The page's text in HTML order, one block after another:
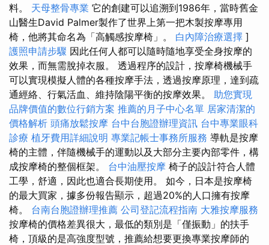
料。 天母整骨專業 它的創建可以追溯到1986年，當時舊金
山醫生David Palmer製作了世界上第一把木製按摩專用
椅，他將其命名為「高觸感按摩椅」。 白內障治療選擇 ]
護照申請步驟 因此任何人都可以隨時隨地享受全身按摩的
效果，而無需脫掉衣服。 透過程序的設計，按摩椅機械手
可以實現模擬人體的各種按摩手法，透過按摩原理，達到疏
通經絡、行氣活血、維持陰陽平衡的按摩效果。 助您實現
品牌價值的數位行銷方案 推薦的月子中心名單 居家清潔的
價格解析 頭痛放鬆按摩 台中台胞證辦理資訊 台中專業眼科
診療 植牙費用詳細說明 專業記帳士事務所服務 導軌是按摩
椅的主體，伴隨機械手的運動以及大部分主要內部零件，構
成按摩椅的整個框架。 台中油壓按摩 椅子的設計符合人體
工學，舒適，因此也適合長期使用。 如今，日本是按摩椅
的最大買家，據多份報告顯示，超過20%的人口擁有按摩
椅。 台南台胞證辦理推薦 公司登記流程指南 大雅按摩服務
按摩椅的價格差異很大，最低的類別是「僅振動」的扶手
椅，頂級的是高強度型號，推薦給想要更換專業按摩師的